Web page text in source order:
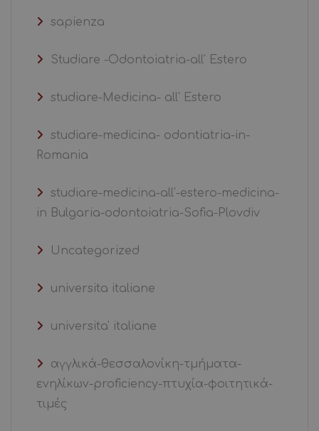
sapienza
Studiare -Odontoiatria-all' Estero
studiare-Medicina- all' Estero
studiare-medicina- odontiatria-in-
Romania
studiare-medicina-all'-estero-medicina-
in Bulgaria-odontoiatria-Sofia-Plovdiv
Uncategorized
universita italiane
universita' italiane
αγγλικά-θεσσαλονίκη-τμήματα-
ενηλίκων-proficiency-πτυχία-φοιτητικά-
τιμές